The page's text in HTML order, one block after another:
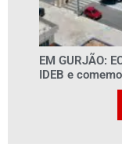
EM GURJÃO:
IDEB e